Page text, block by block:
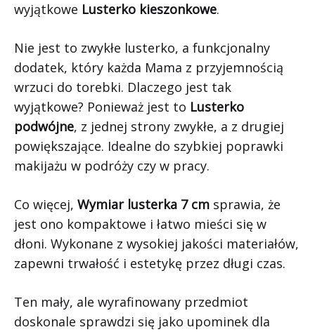
wyjątkowe Lusterko kieszonkowe.
Nie jest to zwykłe lusterko, a funkcjonalny
dodatek, który każda Mama z przyjemnością
wrzuci do torebki. Dlaczego jest tak
wyjątkowe? Ponieważ jest to Lusterko
podwójne, z jednej strony zwykłe, a z drugiej
powiększające. Idealne do szybkiej poprawki
makijażu w podróży czy w pracy.
Co więcej, Wymiar lusterka 7 cm sprawia, że
jest ono kompaktowe i łatwo mieści się w
dłoni. Wykonane z wysokiej jakości materiałów,
zapewni trwałość i estetykę przez długi czas.
Ten mały, ale wyrafinowany przedmiot
doskonale sprawdzi się jako upominek dla